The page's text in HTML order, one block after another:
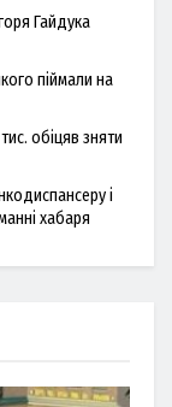
Гайдука
піймали на
обіцяв зняти
і
хабаря